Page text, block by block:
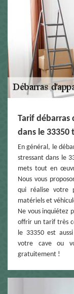
Tarif
dans le 33350
En général, le
stressant dans le
mets tout en
Nous vous
qui réalise votre
matériels et
Ne vous inquiétez
offrir un tarif très
le 33350 est
votre cave ou
gratuitement !